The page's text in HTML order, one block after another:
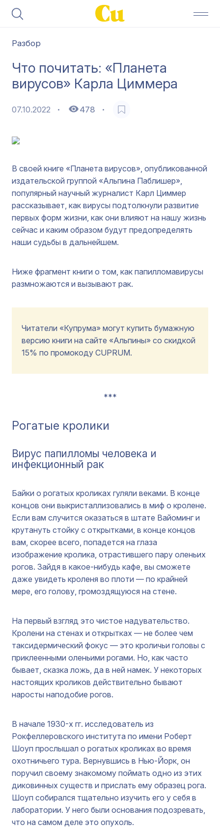
Разбор
Что почитать: «Планета
вирусов» Карла Циммера
07.10.2022 478
В своей книге «Планета вирусов», опубликованной
издательской группой «Альпина Паблишер»,
популярный научный журналист Карл Циммер
рассказывает, как вирусы подтолкнули развитие
первых форм жизни, как они влияют на нашу жизнь
сейчас и каким образом будут предопределять
наши судьбы в дальнейшем.
Ниже фрагмент книги о том, как папилломавирусы
размножаются и вызывают рак.
Читатели «Купрума» могут купить бумажную
версию книги на сайте «Альпины» со скидкой
15% по промокоду CUPRUM.
***
Рогатые кролики
Вирус папилломы человека и
инфекционный рак
Байки о рогатых кроликах гуляли веками. В конце
концов они выкристаллизовались в миф о кролене.
Если вам случится оказаться в штате Вайоминг и
крутануть стойку с открытками, в конце концов
вам, скорее всего, попадется на глаза
изображение кролика, отрастившего пару оленьих
рогов. Зайдя в какое-нибудь кафе, вы сможете
даже увидеть кроленя во плоти — по крайней
мере, его голову, громоздящуюся на стене.
На первый взгляд это чистое надувательство.
Кролени на стенах и открытках — не более чем
таксидермический фокус — это кроличьи головы с
приклеенными оленьими рогами. Но, как часто
бывает, сказка ложь, да в ней намек. У некоторых
настоящих кроликов действительно бывают
наросты наподобие рогов.
В начале 1930-х гг. исследователь из
Рокфеллеровского института по имени Роберт
Шоуп прослышал о рогатых кроликах во время
охотничьего тура. Вернувшись в Нью-Йорк, он
поручил своему знакомому поймать одно из этих
диковинных существ и прислать ему образец рога.
Шоуп собирался тщательно изучить его у себя в
лаборатории. У него были основания подозревать,
что на самом деле это опухоль.